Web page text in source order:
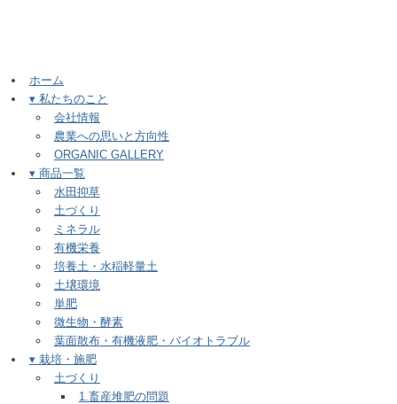
ホーム
▾ 私たちのこと
会社情報
農業への思いと方向性
ORGANIC GALLERY
▾ 商品一覧
水田抑草
土づくり
ミネラル
有機栄養
培養土・水稲軽量土
土壌環境
単肥
微生物・酵素
葉面散布・有機液肥・バイオトラブル
▾ 栽培・施肥
土づくり
1.畜産堆肥の問題